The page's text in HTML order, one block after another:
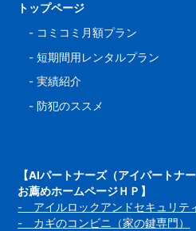
トップページ
- コミコミ月額プラン
-短期間用レンタルプラン
-実績紹介
- 防犯のススメ
【AIパートナーズ（アイパートナ
お薦めホームページＨＰ】
- アイルロックアンドセキュリテ
- カギのコンビニ（家の鍵専門）